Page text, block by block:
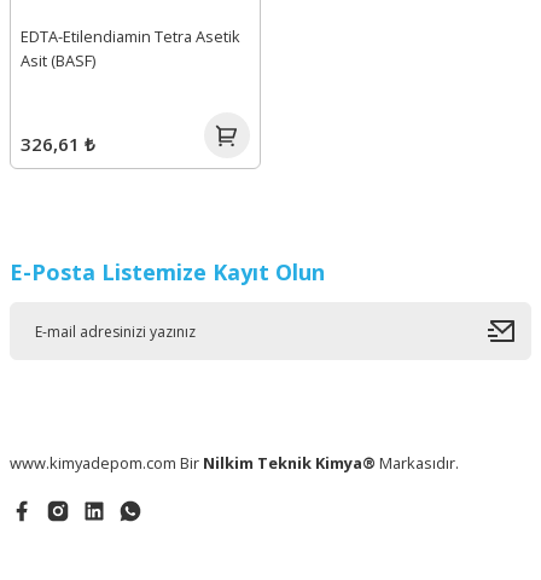
EDTA-Etilendiamin Tetra Asetik
Asit (BASF)
326,61 ₺
E-Posta Listemize Kayıt Olun
www.kimyadepom.com Bir Nilkim Teknik Kimya® Markasıdır.